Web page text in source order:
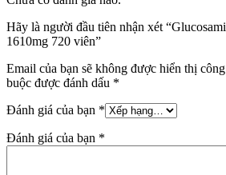
Hãy là người đầu tiên nhận xét
1610mg 720 viên”
Email của bạn sẽ không được hiển thị
buộc được đánh dấu *
Đánh giá của bạn *
Đánh giá của bạn *